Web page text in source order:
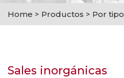
Home > Productos > Por tipo
Sales inorgánicas